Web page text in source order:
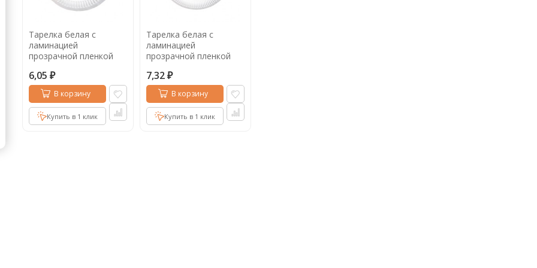
Кофе в капсулах Акция
Кофе в дрип пакетах
Кофе без кофеина
Кофе для вендинга
Кофе сублимированный
Тарелка белая с
ламинацией
прозрачной пленкой
6,05 ₽
В корзину
Купить в 1 клик
Тарелка белая с
ламинацией
прозрачной пленкой
7,32 ₽
В корзину
Купить в 1 клик